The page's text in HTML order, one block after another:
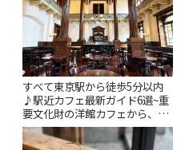
すべて東京駅から徒歩5分以内
♪駅近カフェ最新ガイド6選~重
要文化財の洋館カフェから、改
札すぐのレトロ喫茶まで~ | こと
りっぷ